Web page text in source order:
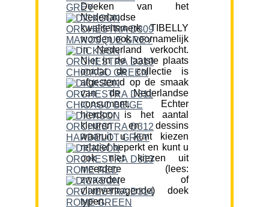
Doeken van het
Nederlandse
kwaliteitsmerk TIBELLY
worden ook voornamelijk
in Nederland verkocht.
Niet in de laatste plaats
omdat de collectie is
afgestemd op de smaak
van de Nederlandse
consument. Echter
hierdoor is het aantal
kleuren en dessins
waaruit u kunt kiezen
relatief beperkt en kunt u
ook niet kiezen uit
meerdere (lees:
zwaardere of
vlamvertragende) doek
typen.